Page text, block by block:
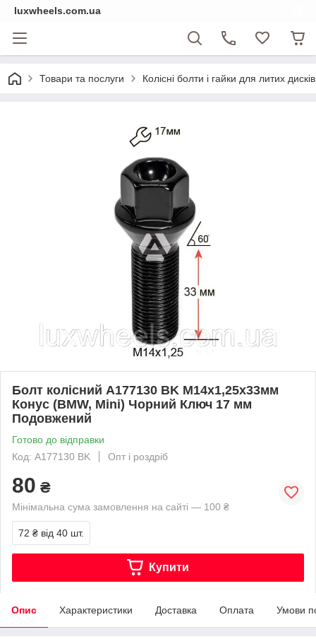
luxwheels.com.ua
Товари та послуги Колісні болти і гайки для литих
Болт колісний A177130 BK M14х1,25х33мм
Конус (BMW, Mini) Чорний Ключ 17 мм
Подовжений
Готово до відправки
Код: A177130 BK
Опт і роздріб
80 ₴
Мінімальна сума замовлення на сайті — 100 ₴
72 ₴ від 40 шт.
Купити
Опис Характеристики Доставка Оплата Умови